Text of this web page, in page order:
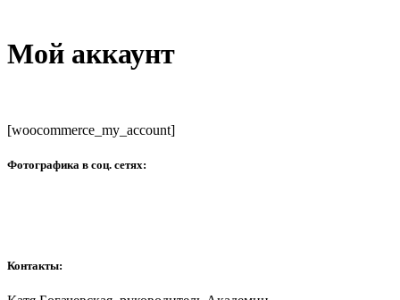
Мой аккаунт
[woocommerce_my_account]
Фотографика в соц. сетях:
Контакты: